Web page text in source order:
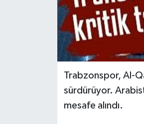
Trabzonspor, Al-
sürdürüyor.
mesafe alındı.